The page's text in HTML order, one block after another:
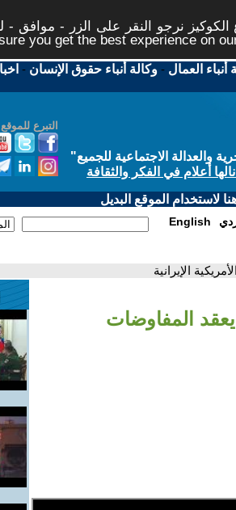
نرجو النقر على الزر - موافق -
you get the best experience on
أنباء العمال -وكالة أنباء حقوق الإنسان -
التبرع
الاجتماعية للجميع"
أعلام في الفكر والثقافة
لاستخدام الموقع البديل
English
الإيرانية
يعقد المفاوضات